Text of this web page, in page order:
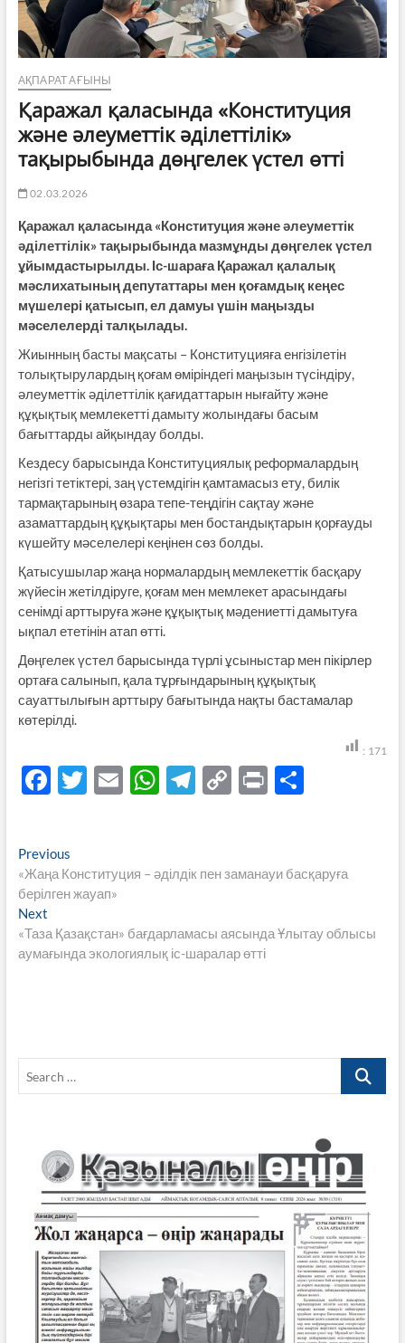
АҚПАРАТ АҒЫНЫ
Қаражал қаласында «Конституция
және әлеуметтік әділеттілік»
тақырыбында дөңгелек үстел өтті
02.03.2026
Қаражал қаласында «Конституция және әлеуметтік
әділеттілік» тақырыбында мазмұнды дөңгелек үстел
ұйымдастырылды. Іс-шараға Қаражал қалалық
мәслихатының депутаттары мен қоғамдық кеңес
мүшелері қатысып, ел дамуы үшін маңызды
мәселелерді талқылады.
Жиынның басты мақсаты – Конституцияға енгізілетін
толықтырулардың қоғам өміріндегі маңызын түсіндіру,
әлеуметтік әділеттілік қағидаттарын нығайту және
құқықтық мемлекетті дамыту жолындағы басым
бағыттарды айқындау болды.
Кездесу барысында Конституциялық реформалардың
негізгі тетіктері, заң үстемдігін қамтамасыз ету, билік
тармақтарының өзара тепе-теңдігін сақтау және
азаматтардың құқықтары мен бостандықтарын қорғауды
күшейту мәселелері кеңінен сөз болды.
Қатысушылар жаңа нормалардың мемлекеттік басқару
жүйесін жетілдіруге, қоғам мен мемлекет арасындағы
сенімді арттыруға және құқықтық мәдениетті дамытуға
ықпал ететінін атап өтті.
Дөңгелек үстел барысында түрлі ұсыныстар мен пікірлер
ортаға салынып, қала тұрғындарының құқықтық
сауаттылығын арттыру бағытында нақты бастамалар
көтерілді.
: 171
F
b
o
o
k
T
er
E W
s
p
p
T
gr
m
C
y
n
k
P S
e
Навигация
по
записям
PreviousPrevious
post:
«Жаңа Конституция – әділдік пен заманауи басқаруға
берілген жауап»
NextNext
post:
«Таза Қазақстан» бағдарламасы аясында Ұлытау облысы
аумағында экологиялық іс-шаралар өтті
Search